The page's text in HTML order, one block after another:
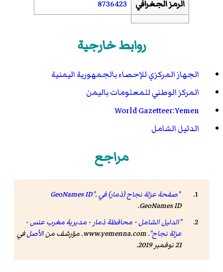
الرمز الجغرافي
8736423
روابط خارجية
الجهاز المركزي للإحصاء بالجمهورية اليمنية
المركز الوطني للمعلومات باليمن
World Gazetteer:Yemen
الدليل الشامل
مراجع
"صفحة عزلة نجاح (ذمار) في GeoNames ID".
GeoNames ID
.
"الدليل الشامل - محافظة ذمار - مديرية مغرب عنس -
عزلة نجاح".
www.yemenna.com. مؤرشف منالأصلفي
21 نوفمبر 2019
.